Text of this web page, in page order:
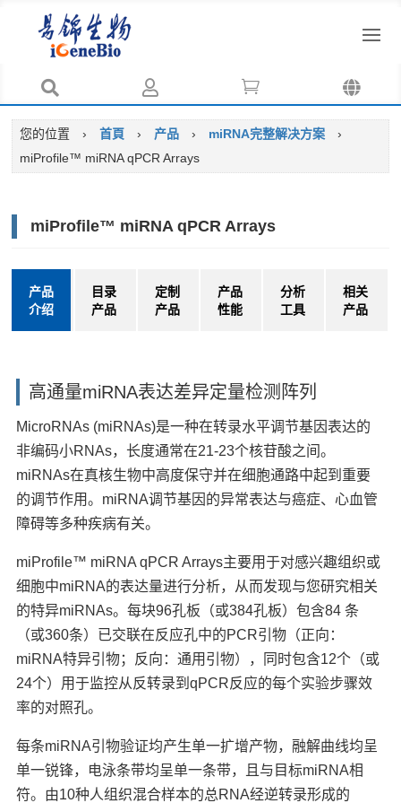
   
您的位置 › 首頁 › 产品 › miRNA完整解决方案
›
miProfile™ miRNA qPCR Arrays
miProfile™ miRNA qPCR Arrays
产品
介绍
目录
产品
定制
产品
产品
性能
分析
工具
相关
产品
高通量miRNA表达差异定量检测阵列
MicroRNAs (miRNAs)是一种在转录水平调节基因表达的
非编码小RNAs，长度通常在21-23个核苷酸之间。
miRNAs在真核生物中高度保守并在细胞通路中起到重要
的调节作用。miRNA调节基因的异常表达与癌症、心血管
障碍等多种疾病有关。
miProfile™ miRNA qPCR Arrays主要用于对感兴趣组织或
细胞中miRNA的表达量进行分析，从而发现与您研究相关
的特异miRNAs。每块96孔板（或384孔板）包含84 条
（或360条）已交联在反应孔中的PCR引物（正向：
miRNA特异引物；反向：通用引物），同时包含12个（或
24个）用于监控从反转录到qPCR反应的每个实验步骤效
率的对照孔。
每条miRNA引物验证均产生单一扩增产物，融解曲线均呈
单一锐锋，电泳条带均呈单一条带，且与目标miRNA相
符。由10种人组织混合样本的总RNA经逆转录形成的